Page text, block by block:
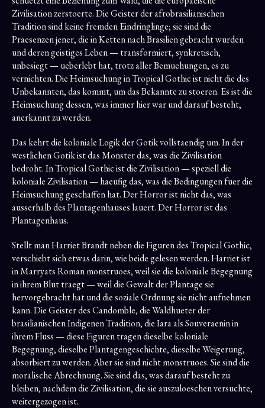
Zivilisation zerstoerte. Die Geister der afrobrasilianischen
Tradition sind keine fremden Eindringlinge; sie sind die
Praesenzen jener, die in Ketten nach Brasilien gebracht wurden
und deren geistiges Leben — transformiert, synkretisch,
unbesiegt — ueberlebt hat, trotz aller Bemuehungen, es zu
vernichten. Die Heimsuchung in Tropical Gothic ist nicht die des
Unbekannten, das kommt, um das Bekannte zu stoeren. Es ist die
Heimsuchung dessen, was immer hier war und darauf besteht,
anerkannt zu werden.
Das kehrt die koloniale Logik der Gotik vollstaendig um. In der
westlichen Gotik ist das Monster das, was die Zivilisation
bedroht. In Tropical Gothic ist die Zivilisation — speziell die
koloniale Zivilisation — haeufig das, was die Bedingungen fuer die
Heimsuchung geschaffen hat. Der Horror ist nicht das, was
ausserhalb des Plantagenhauses lauert. Der Horror ist das
Plantagenhaus.
Stellt man Harriet Brandt neben die Figuren des Tropical Gothic,
verschiebt sich etwas darin, wie beide gelesen werden. Harriet ist
in Marryats Roman monstruoes, weil sie die koloniale Begegnung
in ihrem Blut traegt — weil die Gewalt der Plantage sie
hervorgebracht hat und die soziale Ordnung sie nicht aufnehmen
kann. Die Geister des Candomble, die Waldhueter der
brasilianischen Indigenen Tradition, die Iara als Souveraenin in
ihrem Fluss — diese Figuren tragen dieselbe koloniale
Begegnung, dieselbe Plantagengeschichte, dieselbe Weigerung,
absorbiert zu werden. Aber sie sind nicht monstruoes. Sie sind die
moralische Abrechnung. Sie sind das, was darauf besteht zu
bleiben, nachdem die Zivilisation, die sie auszuloeschen versuchte,
weitergezogen ist.